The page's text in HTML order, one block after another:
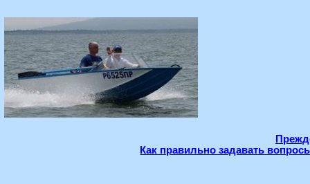
Как правильно задавать